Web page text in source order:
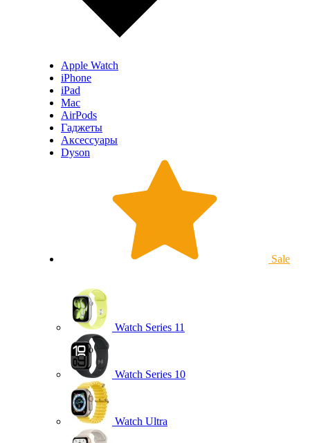
Apple Watch
iPhone
iPad
Mac
AirPods
Гаджеты
Аксессуары
Dyson
Sale
Watch Series 11
Watch Series 10
Watch Ultra